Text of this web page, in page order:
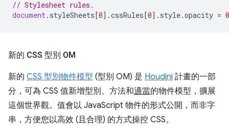
// Stylesheet rules.
document. styleSheets[0].cssRules[0]. style.opacity =
新的 CSS 型別 OM
新的 CSS 型別物件模型 (型別 OM) 是 Houdini 計畫的一部
分，可為 CSS 值新增型別、方法和適當的物件模型，擴展
這個世界觀。值會以 JavaScript 物件的形式公開，而非字
串，方便您以高效 (且合理) 的方式操控 CSS。